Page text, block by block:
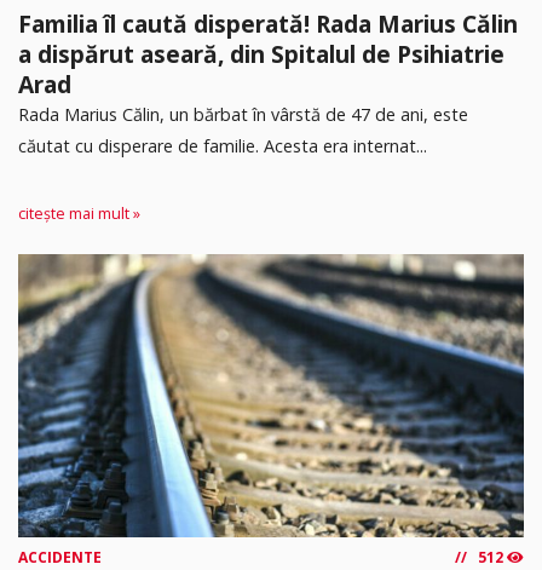
Familia îl caută disperată! Rada Marius Călin
a dispărut aseară, din Spitalul de Psihiatrie
Arad
Rada Marius Călin, un bărbat în vârstă de 47 de ani, este
căutat cu disperare de familie. Acesta era internat...
citește mai mult »
ACCIDENTE 512